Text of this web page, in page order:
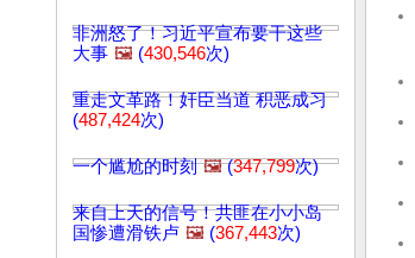
非洲怒了！习近平宣布要干这些
大事 🖼️ (430,546次)
重走文革路！奸臣当道 积恶成习
(487,424次)
一个尴尬的时刻 🖼️(347,799次)
来自上天的信号！共匪在小小岛
国惨遭滑铁卢 🖼️ (367,443次)